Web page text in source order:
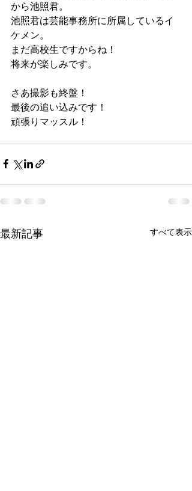
から池照君。
池照君は芸能事務所に所属しているイ
ケメン。
まだ高校生ですからね！
将来が楽しみです。
さあ撮影も終盤！
最後の追い込みです！
頑張りマッスル！
最新記事 すべて表示